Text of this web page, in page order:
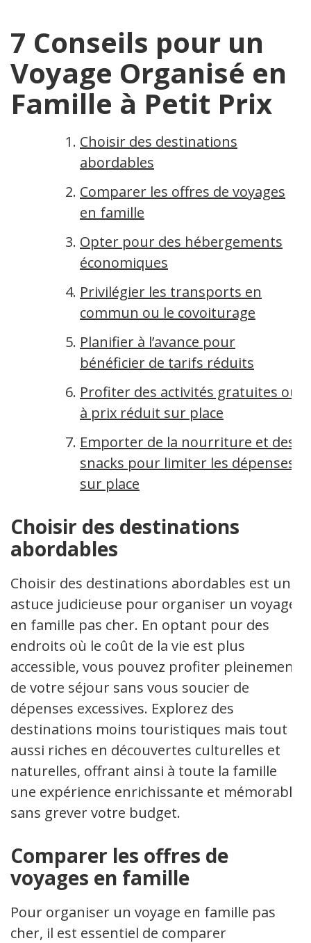
7 Conseils pour un
Voyage Organisé en
Famille à Petit Prix
Choisir des destinations
abordables
Comparer les offres de voyages
en famille
Opter pour des hébergements
économiques
Privilégier les transports en
commun ou le covoiturage
Planifier à l’avance pour
bénéficier de tarifs réduits
Profiter des activités gratuites ou
à prix réduit sur place
Emporter de la nourriture et des
snacks pour limiter les dépenses
sur place
Choisir des destinations
abordables
Choisir des destinations abordables est une
astuce judicieuse pour organiser un voyage
en famille pas cher. En optant pour des
endroits où le coût de la vie est plus
accessible, vous pouvez profiter pleinement
de votre séjour sans vous soucier de
dépenses excessives. Explorez des
destinations moins touristiques mais tout
aussi riches en découvertes culturelles et
naturelles, offrant ainsi à toute la famille
une expérience enrichissante et mémorable
sans grever votre budget.
Comparer les offres de
voyages en famille
Pour organiser un voyage en famille pas
cher, il est essentiel de comparer